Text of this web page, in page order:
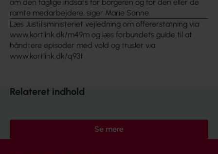
om den faglige indsats for borgeren og for den eller de
ramte medarbejdere, siger Marie Sonne.
Læs Justitsministeriet vejledning om offererstatning via
www.kortlink.dk/m49m og læs forbundets guide til at
håndtere episoder med vold og trusler via
www.kortlink.dk/q93t
Relateret indhold
Se mere